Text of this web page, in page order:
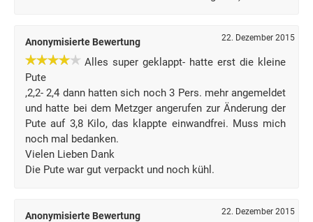
Anonymisierte Bewertung 22. Dezember 2015
Alles super geklappt- hatte erst die kleine
Pute
,2,2- 2,4 dann hatten sich noch 3 Pers. mehr angemeldet
und hatte bei dem Metzger angerufen zur Änderung der
Pute auf 3,8 Kilo, das klappte einwandfrei. Muss mich
noch mal bedanken.
Vielen Lieben Dank
Die Pute war gut verpackt und noch kühl.
Anonymisierte Bewertung 22. Dezember 2015